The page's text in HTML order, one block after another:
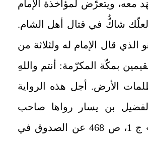
معه، ويتعرّض لمؤاخذة الإمام
شاكٌّ في قتال أهل الشام.
الذي قال الإمام له ولثلاثة من
بمكّة المكرّمة: أنتم واللهِ
الأرض. أجل هذه الرواية
بن يسار رواها صاحب
«تنقيح المقال» ج 1، ص 468 عن الصدوق في